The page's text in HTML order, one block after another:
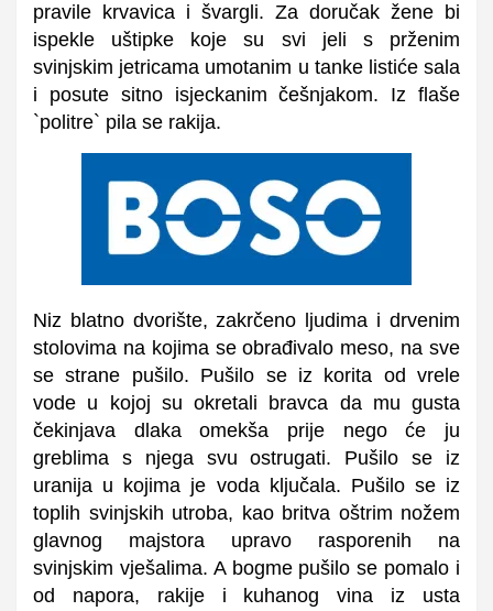
pravile krvavica i švargli. Za doručak žene bi
ispekle uštipke koje su svi jeli s prženim
svinjskim jetricama umotanim u tanke listiće sala
i posute sitno isjeckanim češnjakom. Iz flaše
`politre` pila se rakija.
Niz blatno dvorište, zakrčeno ljudima i drvenim
stolovima na kojima se obrađivalo meso, na sve
se strane pušilo. Pušilo se iz korita od vrele
vode u kojoj su okretali bravca da mu gusta
čekinjava dlaka omekša prije nego će ju
greblima s njega svu ostrugati. Pušilo se iz
uranija u kojima je voda ključala. Pušilo se iz
toplih svinjskih utroba, kao britva oštrim nožem
glavnog majstora upravo rasporenih na
svinjskim vješalima. A bogme pušilo se pomalo i
od napora, rakije i kuhanog vina iz usta